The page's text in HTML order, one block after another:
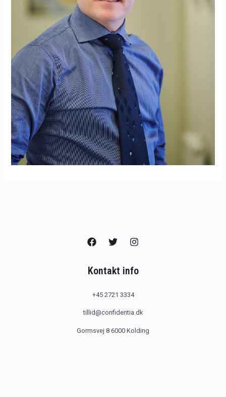
Kontakt info
+45 2721 3334
tillid@confidentia.dk
Gormsvej 8 6000 Kolding